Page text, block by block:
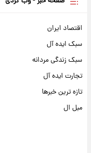
اقتصاد ایران
سبک ایده آل
سبک زندگی مردانه
تجارت ایده آل
تازه ترین خبرها
مبل ال